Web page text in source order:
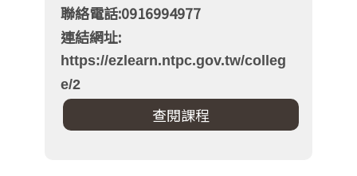
聯絡電話:0916994977
連結網址:
https://ezlearn.ntpc.gov.tw/colleg
e/2